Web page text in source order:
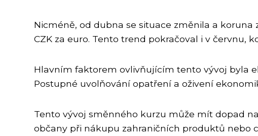
Nicméně, od dubna se situace změnila a
CZK za euro. Tento trend pokračoval i v červnu,
Hlavním faktorem ovlivňujícím tento vývoj byla
Postupné uvolňování opatření a oživení
Tento vývoj směnného kurzu může mít dopad
občany při nákupu zahraničních produktů nebo